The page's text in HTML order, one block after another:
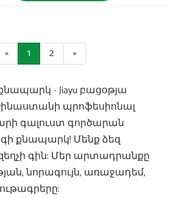
« 1 2 »
- Jiayu բացօթյա
պրոֆեսիոնալ
գալուստ գործարան
քնապարկ! Մենք ձեզ
գին: Մեր արտադրանքը
նորագույն, առաջադեմ,